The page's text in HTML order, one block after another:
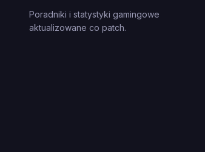
Poradniki i statystyki gamingowe
aktualizowane co patch.